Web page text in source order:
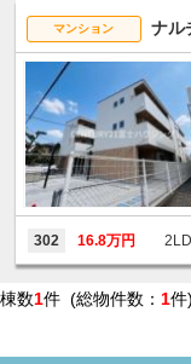
マンション ナル
302 16.8万円
棟数1件 (総物件数： 1件)